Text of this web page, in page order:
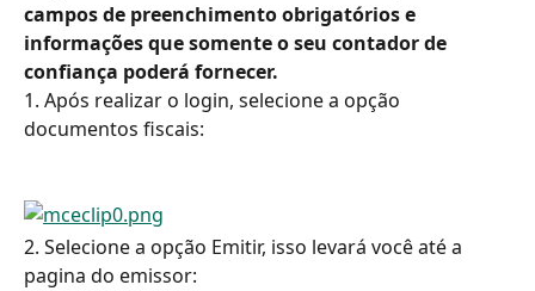
campos de preenchimento obrigatórios e
informações que somente o seu contador de
confiança poderá fornecer.
1. Após realizar o login, selecione a opção
documentos fiscais:
2. Selecione a opção Emitir, isso levará você até a
pagina do emissor: